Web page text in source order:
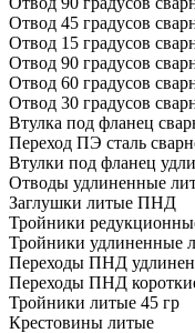
Отвод 45 градусов
Отвод 15 градусов
Отвод 90 градусов
Отвод 60 градусов
Отвод 30 градусов
Втулка под фланец
Переход ПЭ сталь
Втулки под фланец
Отводы удлиненные
Заглушки литые ПНД
Тройники
Тройники удлиненные
Переходы ПНД
Переходы ПНД
Тройники литые 45 гр
Крестовины литые